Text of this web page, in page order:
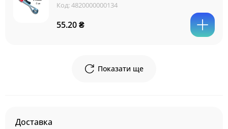
Код:4820000000134
55.20 ₴
Показати ще
Доставка